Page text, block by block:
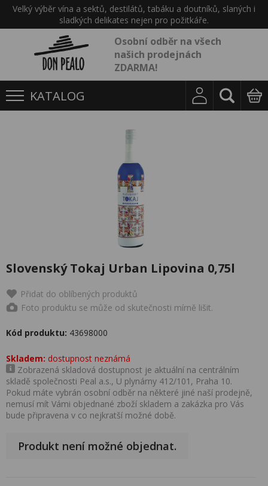
Velký výběr vína a sektů, destilátů, tabáku a doutníků, slaných i
sladkých delikates nejen pro požitkáře.
Osobní odběr na všech
našich prodejnách
ZDARMA!
KATALOG
Slovenský Tokaj Urban Lipovina 0,75l
Přidat do oblíbených produktů
Foto produktu se může od skutečnosti mírně lišit.
Kód produktu: 43698000
Skladem: dostupnost neznámá
Zobrazená skladová dostupnost je aktuální na centrálním
skladě společnosti Peal a.s., U plynárny 412/101, Praha 10.
Pokud máte vybrán osobní odběr na některé jiné naší prodejně,
nemusí mít Vámi objednané zboží skladem a zakázka pro Vás
bude připravena v co nejkratší možné době.
Produkt není možné objednat.